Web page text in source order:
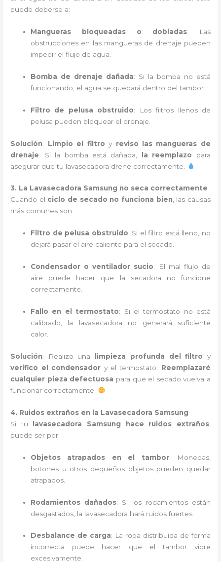
puede deberse a:
Mangueras bloqueadas o dobladas: Las
obstrucciones en las mangueras de drenaje pueden
impedir el flujo de agua.
Bomba de drenaje dañada: Si la bomba no está
funcionando, el agua se quedará dentro del tambor.
Filtro de pelusa obstruido: Los filtros llenos de
pelusa pueden bloquear el drenaje.
Solución: Limpio el filtro y reviso las mangueras de
drenaje . Si la bomba está dañada, la reemplazo para
asegurar que tu lavasecadora drene correctamente.
3. La Lavasecadora Samsung no seca correctamente
Cuando el ciclo de secado no funciona bien, las causas
más comunes son:
Filtro de pelusa obstruido: Si el filtro está lleno, no
dejará pasar el aire caliente para el secado.
Condensador o ventilador sucio: El mal flujo de
aire puede hacer que la secadora no funcione
correctamente.
Fallo en el termostato: Si el termostato no está
calibrado, la lavasecadora no generará suficiente
calor.
Solución: Realizo una limpieza profunda del filtro y
verifico el condensador y el termostato. Reemplazaré
cualquier pieza defectuosa para que el secado vuelva a
funcionar correctamente.
4. Ruidos extraños en la Lavasecadora Samsung
Si tu
lavasecadora Samsung hace ruidos extraños,
puede ser por:
Objetos atrapados en el tambor: Monedas,
botones u otros pequeños objetos pueden quedar
atrapados.
Rodamientos dañados: Si los rodamientos están
desgastados, la lavasecadora hará ruidos fuertes.
Desbalance de carga: La ropa distribuida de forma
incorrecta puede hacer que el tambor vibre
excesivamente.